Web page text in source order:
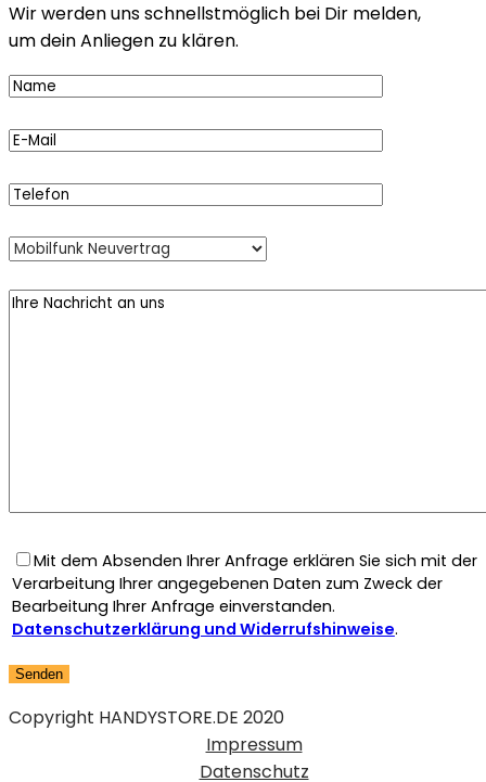
Wir werden uns schnellstmöglich bei Dir melden,
um dein Anliegen zu klären.
Mit dem Absenden Ihrer Anfrage erklären Sie sich mit der
Verarbeitung Ihrer angegebenen Daten zum Zweck der
Bearbeitung Ihrer Anfrage einverstanden.
Datenschutzerklärung und Widerrufshinweise.
Copyright HANDYSTORE.DE 2020
Impressum
Datenschutz